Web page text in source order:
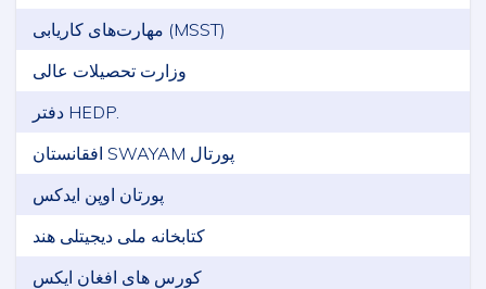
مهارت‌های کاریابی (MSST)
وزارت تحصیلات عالی
دفتر HEDP.
افقانستان SWAYAM پورتال
پورتان اوپن ایدکس
کتابخانه ملی دیجیتلی هند
کورس های افغان ایکس